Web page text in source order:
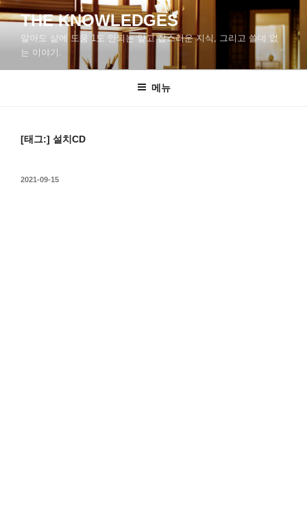
콘
텐
바
THE KNOWLEDGES
알아도 삶에 도움 1도 안되는 얕고 잡스러운 지식, 그리고 쓸데 없
는 이야기.
메뉴
[태그:] 설치CD
작
2021-09-15